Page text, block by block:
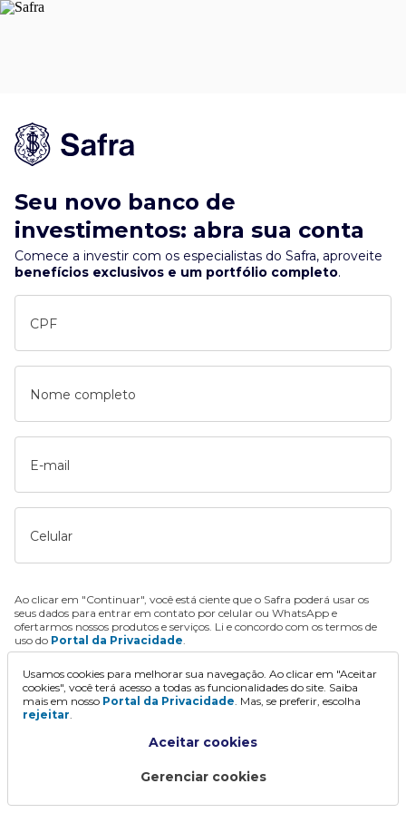
Seu novo banco de
investimentos: abra sua conta
Comece a investir com os especialistas do Safra, aproveite
benefícios exclusivos e um portfólio completo.
CPF
Nome completo
E-mail
Celular
Ao clicar em "Continuar", você está ciente que o Safra poderá usar os
seus dados para entrar em contato por celular ou WhatsApp e
ofertarmos nossos produtos e serviços. Li e concordo com os termos de
uso do Portal da Privacidade.
Continuar
Usamos cookies para melhorar sua navegação. Ao clicar em "Aceitar
cookies", você terá acesso a todas as funcionalidades do site. Saiba
mais em nosso Portal da Privacidade. Mas, se preferir, escolha
rejeitar.
Aceitar cookies
Gerenciar cookies